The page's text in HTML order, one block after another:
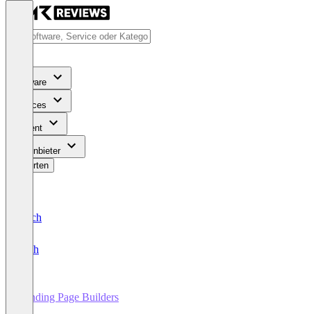
Software
Services
Content
Für Anbieter
Bewerten
Deutsch
English
Landing Page Builders